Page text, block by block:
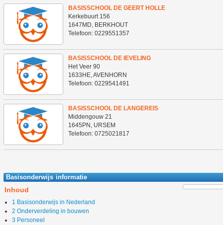
BASISSCHOOL DE GEERT HOLLE
Kerkebuurt 156
1647MD, BERKHOUT
Telefoon: 0229551357
meer info >>
BASISSCHOOL DE IEVELING
Het Veer 90
1633HE, AVENHORN
Telefoon: 0229541491
meer info >>
BASISSCHOOL DE LANGEREIS
Middengouw 21
1645PN, URSEM
Telefoon: 0725021817
Basisonderwijs informatie
Inhoud
1 Basisonderwijs in Nederland
2 Onderverdeling in bouwen
3 Personeel